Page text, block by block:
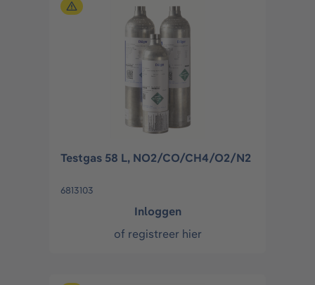
Testgas 58 L, NO2/CO/CH4/O2/N2
6813103
Inloggen
of registreer hier